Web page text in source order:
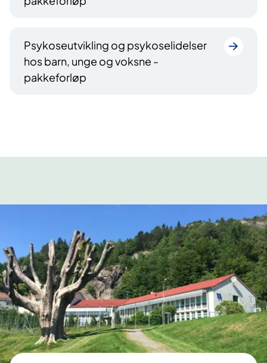
Psykoseutvikling og psykoselidelser
hos barn, unge og voksne -
pakkeforløp